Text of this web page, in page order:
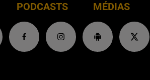
PODCASTS MÉDIAS